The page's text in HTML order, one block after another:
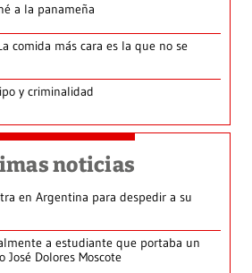
a la panameña
comida más cara es la que no se
y criminalidad
noticias
en Argentina para despedir a su
a estudiante que portaba un
Dolores Moscote